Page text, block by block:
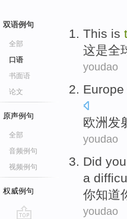
双语例句
全部
口语
书面语
论文
原声例句
全部
音频例句
视频例句
权威例句
This is
这是全
youdao
Europe
欧洲 发
youdao
Did you
a
你知道
youdao